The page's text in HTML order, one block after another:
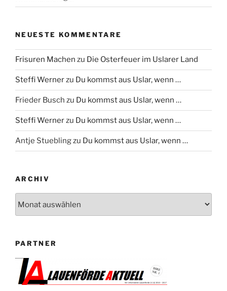
NEUESTE KOMMENTARE
Frisuren Machen zu Die Osterfeuer im Uslarer Land
Steffi Wernerzu Du kommst aus Uslar, wenn …
Frieder Busch zu Du kommst aus Uslar, wenn …
Steffi Wernerzu Du kommst aus Uslar, wenn …
Antje Stueblingzu Du kommst aus Uslar, wenn …
ARCHIV
PARTNER